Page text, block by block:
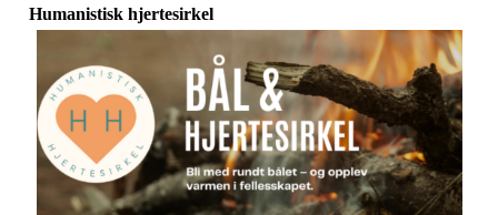
Humanistisk hjertesirkel